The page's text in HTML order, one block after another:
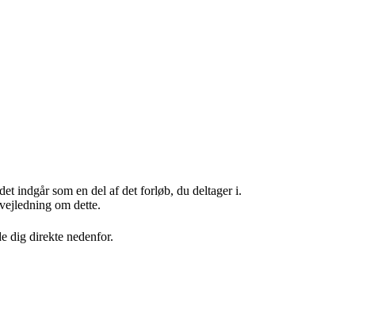
indgår som en del af det forløb, du deltager i.
om dette.
dig direkte nedenfor.